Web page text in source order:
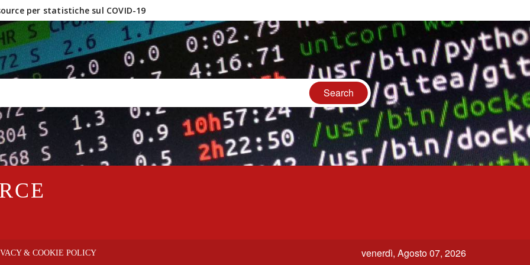
per statistiche sul COVID-19
e software OpenSource?
& COOKIE POLICY venerdì, Agosto 07, 2026